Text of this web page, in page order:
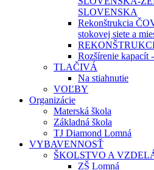
SLOVENSKA
Rekonštrukcia
stokovej siete a
Rozšírenie kapacít
TLAČIVÁ
Na stiahnutie
VOĽBY
Organizácie
Materská škola
Základná škola
TJ Diamond Lomná
VYBAVENNOSŤ
ŠKOLSTVO A
ZŠ Lomná